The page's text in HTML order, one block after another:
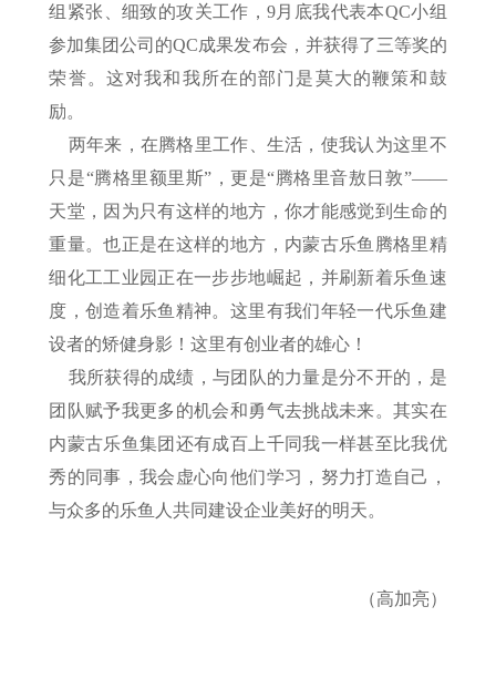
组紧张、细致的攻关工作，9月底我代表本QC小组
参加集团公司的QC成果发布会，并获得了三等奖的
荣誉。这对我和我所在的部门是莫大的鞭策和鼓
励。
两年来，在腾格里工作、生活，使我认为这里不
只是“腾格里额里斯”，更是“腾格里音敖日敦”——
天堂，因为只有这样的地方，你才能感觉到生命的
重量。也正是在这样的地方，内蒙古乐鱼腾格里精
细化工工业园正在一步步地崛起，并刷新着乐鱼速
度，创造着乐鱼精神。这里有我们年轻一代乐鱼建
设者的矫健身影！这里有创业者的雄心！
我所获得的成绩，与团队的力量是分不开的，是
团队赋予我更多的机会和勇气去挑战未来。其实在
内蒙古乐鱼集团还有成百上千同我一样甚至比我优
秀的同事，我会虚心向他们学习，努力打造自己，
与众多的乐鱼人共同建设企业美好的明天。
（高加亮）